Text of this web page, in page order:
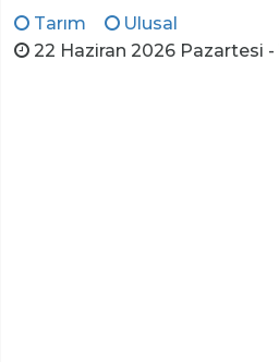
Tarım
Ulusal
22 Haziran 2026 Pazartesi -